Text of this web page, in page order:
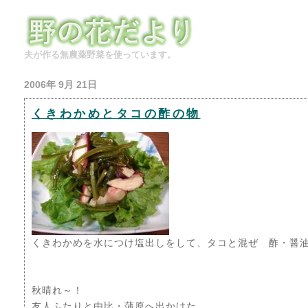
夫が作る無農薬野菜を使っています。
2006年 9月 21日
くきわかめとタコの酢の物
くきわかめを水につけ塩出しをして、タコと混ぜ 酢・醤油
秋晴れ～！